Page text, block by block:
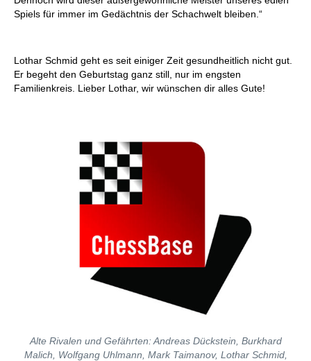
Spiels für immer im Gedächtnis der Schachwelt bleiben.“
Lothar Schmid geht es seit einiger Zeit gesundheitlich nicht gut.
Er begeht den Geburtstag ganz still, nur im engsten
Familienkreis. Lieber Lothar, wir wünschen dir alles Gute!
Alte Rivalen und Gefährten: Andreas Dückstein, Burkhard
Malich, Wolfgang Uhlmann, Mark Taimanov, Lothar Schmid,